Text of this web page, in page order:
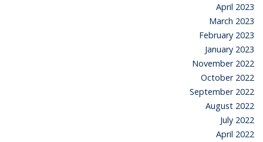
April 2023
March 2023
February 2023
January 2023
November 2022
October 2022
September 2022
August 2022
July 2022
April 2022